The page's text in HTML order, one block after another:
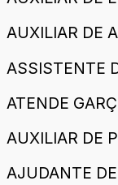
AUXILIAR DE
ASSISTENTE
ATENDE
AUXILIAR DE
AJUDANTE